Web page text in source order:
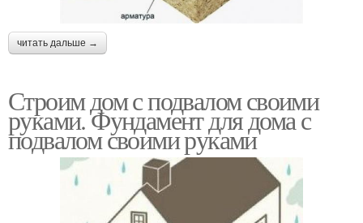
читать дальше →
Строим дом с подвалом своими
руками. Фундамент для дома с
подвалом своими руками